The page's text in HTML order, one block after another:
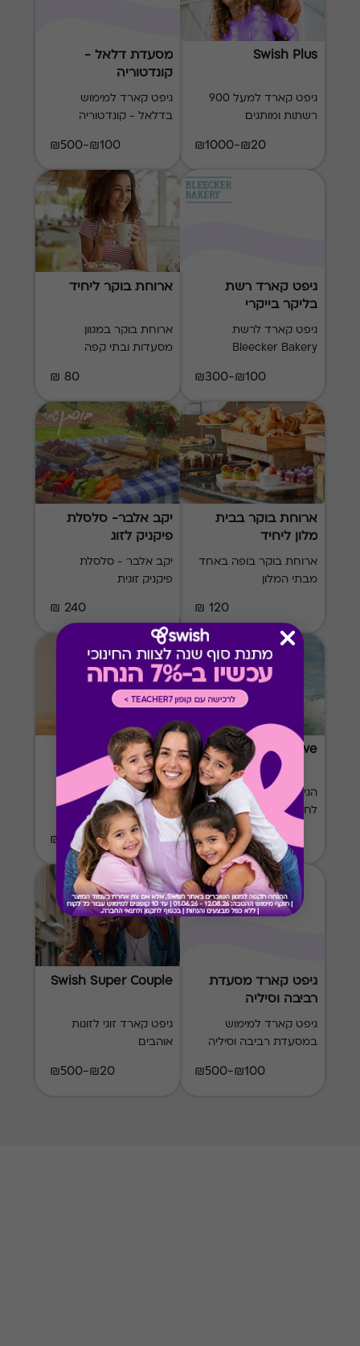
Swish Plus
גיפט קארד למעל 900
רשתות ומותגים
₪20-₪1000
מסעדת דלאל -
קונדטוריה
גיפט קארד למימוש
בדלאל - קונדטוריה
₪100-₪500
גיפט קארד רשת
בליקר בייקרי
גיפט קארד לרשת
Bleecker Bakery
₪100-₪300
ארוחת בוקר ליחיד
ארוחת בוקר במגוון
מסעדות ובתי קפה
80 ₪
ארוחת בוקר בבית
מלון ליחיד
ארוחת בוקר בופה באחד
מבתי המלון
120 ₪
יקב אלבר- סלסלת
פיקניק לזוג
יקב אלבר - סלסלת
פיקניק זוגית
240 ₪
Swish Active
הגיפט קארד המושלם
לחובבי ספורט ובריאות
₪20-₪500
Swish Army
גיפט קארד שישמח כל
חייל.ת לקראת גיוס
₪20-₪500
גיפט קארד מסעדת
רביבה וסיליה
גיפט קארד למימוש
במסעדת רביבה וסיליה
₪100-₪500
Swish Super Couple
גיפט קארד זוגי לזוגות
אוהבים
₪20-₪500
Button